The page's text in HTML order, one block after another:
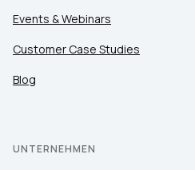
Events & Webinars
Customer Case Studies
Blog
UNTERNEHMEN